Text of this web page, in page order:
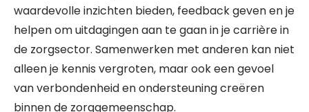
waardevolle inzichten bieden, feedback geven en je
helpen om uitdagingen aan te gaan in je carrière in
de zorgsector. Samenwerken met anderen kan niet
alleen je kennis vergroten, maar ook een gevoel
van verbondenheid en ondersteuning creëren
binnen de zorggemeenschap.